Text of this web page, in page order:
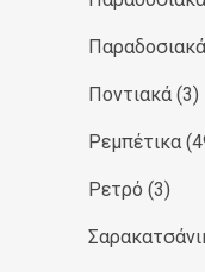
Παραδοσιακά
Ποντιακά (3)
Ρεμπέτικα
Ρετρό (3)